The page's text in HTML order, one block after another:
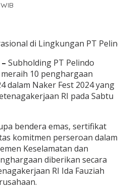
di Lingkungan PT
Subholding PT Pelindo
10 penghargaan
dalam Naker Fest 2024 yang
RI pada Sabtu
bendera emas, sertifikat
komitmen perseroan dalam
Keselamatan dan
diberikan secara
RI Ida Fauziah